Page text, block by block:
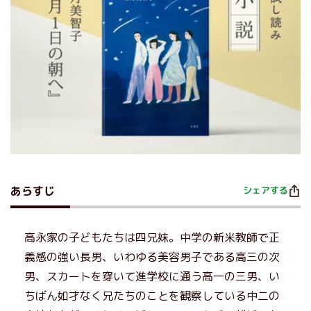
あらすじ シェアする
高永家の子どもたちは四兄妹。中学の新米教師で正
義感の強い長男、いわゆる美容男子である高三の次
男、スカートを穿いて進学校に通う高一の三男、い
ちばん如才なく兄たちのことを観察している中二の